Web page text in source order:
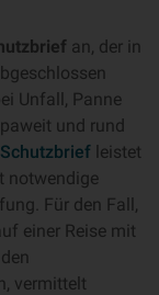
an, der in
Unfall, Panne
und rund
leistet
notwendige
Für den Fall,
einer Reise mit
vermittelt